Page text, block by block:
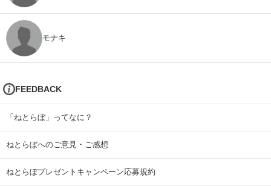
モナキ
FEEDBACK
「ねとらぼ」ってなに？
ねとらぼへのご意見・ご感想
ねとらぼプレゼントキャンペーン応募規約